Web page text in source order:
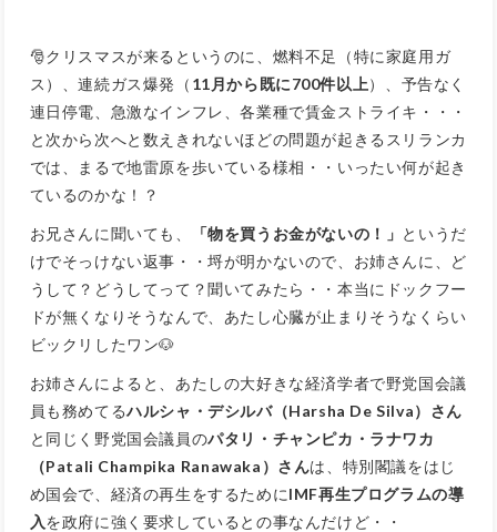
🎅クリスマスが来るというのに、燃料不足（特に家庭用ガ
ス）、連続ガス爆発（ 11月から既に700件以上）、予告なく
連日停電、急激なインフレ、各業種で賃金ストライキ・・・
と次から次へと数えきれないほどの問題が起きるスリランカ
では、まるで地雷原を歩いている様相・・いったい何が起き
ているのかな！？
お兄さんに聞いても、 「物を買うお金がないの！」 というだ
けでそっけない返事・・埒が明かないので、お姉さんに、ど
うして？どうしてって？聞いてみたら・・本当にドックフー
ドが無くなりそうなんで、あたし心臓が止まりそうなくらい
ビックリ したワン🐶
お姉さんによると、あたしの大好きな経済学者で野党国会議
員も務めてるハルシャ・デシルバ（Harsha De Silva）さん
と同じく野党国会議員のパタリ・チャンピカ・ラナワカ
（Patali Champika Ranawaka）さんは、特別閣議をはじ
め国会で、経済の再生をするためにIMF再生プログラムの導
入を政府に強く要求しているとの事なんだけど・・